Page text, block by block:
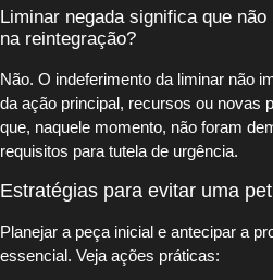
Liminar negada significa que
na reintegração?
Não. O indeferimento da liminar não
da ação principal, recursos ou novas
que, naquele momento, não foram
requisitos para tutela de urgência.
Estratégias para evitar uma
Planejar a peça inicial e antecipar a
essencial. Veja ações práticas: